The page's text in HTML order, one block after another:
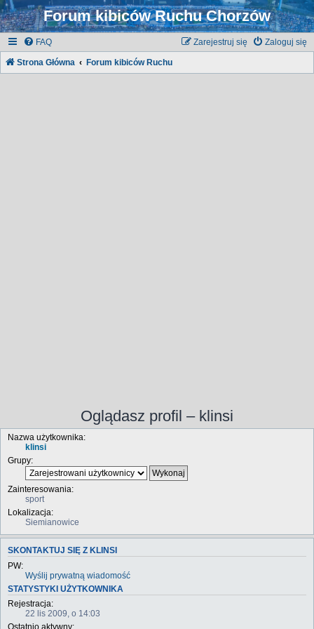
Forum kibiców Ruchu Chorzów
FAQ Zaloguj się
Zarejestruj się
Strona Główna Forum kibiców Ruchu
Oglądasz profil – klinsi
Nazwa użytkownika:
klinsi
Grupy:
Zainteresowania:
sport
Lokalizacja:
Siemianowice
SKONTAKTUJ SIĘ Z KLINSI
PW:
Wyślij prywatną wiadomość
STATYSTYKI UŻYTKOWNIKA
Rejestracja:
22 lis 2009, o 14:03